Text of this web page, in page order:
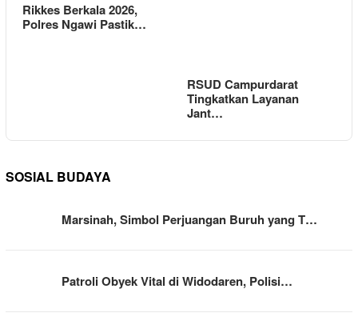
Rikkes Berkala 2026,
Polres Ngawi Pastik…
RSUD Campurdarat
Tingkatkan Layanan
Jant…
SOSIAL BUDAYA
Marsinah, Simbol Perjuangan Buruh yang T…
Patroli Obyek Vital di Widodaren, Polisi…